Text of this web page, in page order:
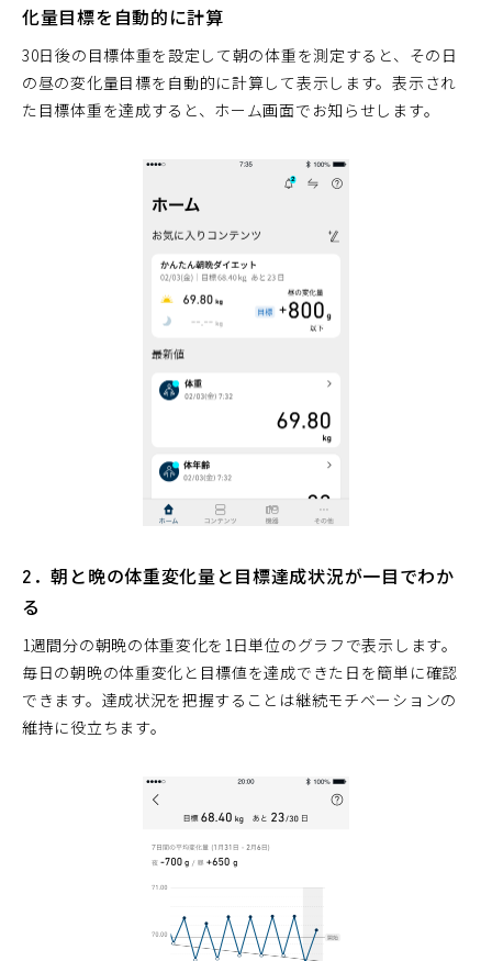
化量目標を自動的に計算
30日後の目標体重を設定して朝の体重を測定すると、その日
の昼の変化量目標を自動的に計算して表示します。表示され
た目標体重を達成すると、ホーム画面でお知らせします。
2．朝と晩の体重変化量と目標達成状況が一目でわか
る
1週間分の朝晩の体重変化を1日単位のグラフで表示します。
毎日の朝晩の体重変化と目標値を達成できた日を簡単に確認
できます。達成状況を把握することは継続モチベーションの
維持に役立ちます。